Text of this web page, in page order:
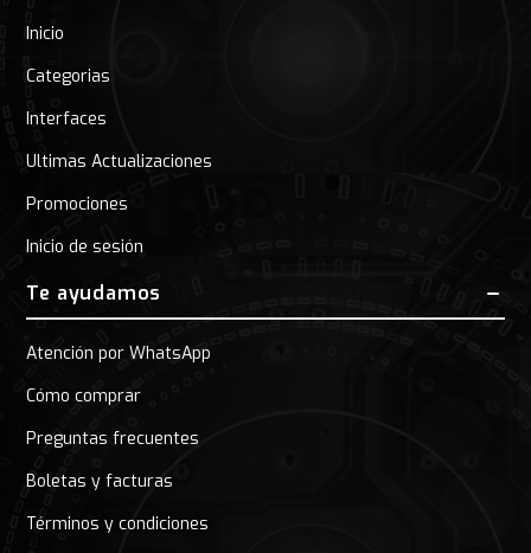
Inicio
Categorias
Interfaces
Ultimas Actualizaciones
Promociones
Inicio de sesión
Te ayudamos
Atención por WhatsApp
Cómo comprar
Preguntas frecuentes
Boletas y facturas
Términos y condiciones